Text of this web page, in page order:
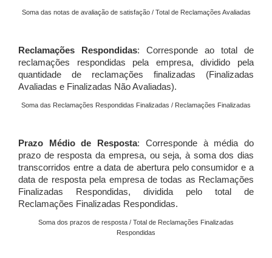
Soma das notas de avaliação de satisfação / Total de Reclamações Avaliadas
Reclamações Respondidas: Corresponde ao total de
reclamações respondidas pela empresa, dividido pela
quantidade de reclamações finalizadas (Finalizadas
Avaliadas e Finalizadas Não Avaliadas).
Soma das Reclamações Respondidas Finalizadas / Reclamações Finalizadas
Prazo Médio de Resposta: Corresponde à média do
prazo de resposta da empresa, ou seja, à soma dos dias
transcorridos entre a data de abertura pelo consumidor e a
data de resposta pela empresa de todas as Reclamações
Finalizadas Respondidas, dividida pelo total de
Reclamações Finalizadas Respondidas.
Soma dos prazos de resposta / Total de Reclamações Finalizadas
Respondidas